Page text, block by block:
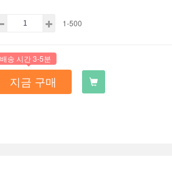
1-500
배송 시간 3-5분
지금 구매